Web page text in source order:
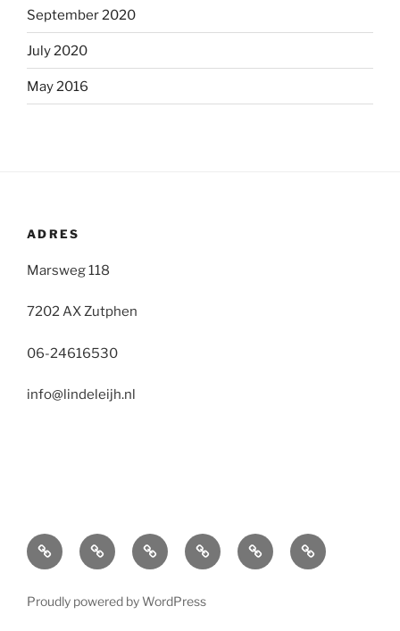
September 2020
July 2020
May 2016
ADRES
Marsweg 118
7202 AX Zutphen
06-24616530
info@lindeleijh.nl
Home Over Contact Werk schilderklasImpressies
Proudly powered by WordPress